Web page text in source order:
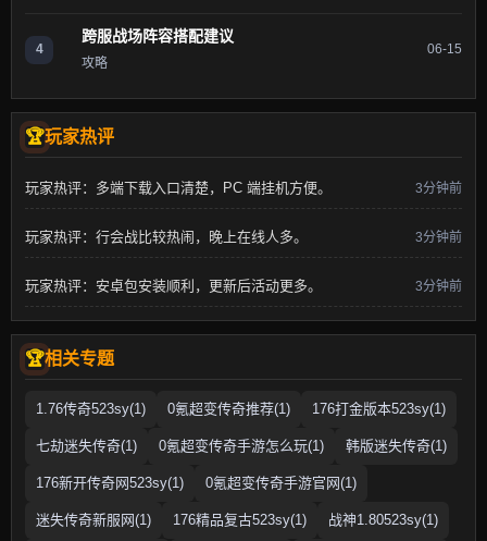
4
跨服战场阵容搭配建议
攻略
06-15
玩家热评
玩家热评：多端下载入口清楚，PC 端挂机方便。 3分钟前
玩家热评：行会战比较热闹，晚上在线人多。 3分钟前
玩家热评：安卓包安装顺利，更新后活动更多。 3分钟前
相关专题
1.76传奇523sy(1) 0氪超变传奇推荐(1) 176打金版本523sy(1)
七劫迷失传奇(1) 0氪超变传奇手游怎么玩(1) 韩版迷失传奇(1)
176新开传奇网523sy(1) 0氪超变传奇手游官网(1)
迷失传奇新服网(1) 176精品复古523sy(1) 战神1.80523sy(1)